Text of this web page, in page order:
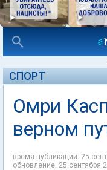
СПОРТ
Омри
верном
время публикации: 25
обновление: 25 сентября